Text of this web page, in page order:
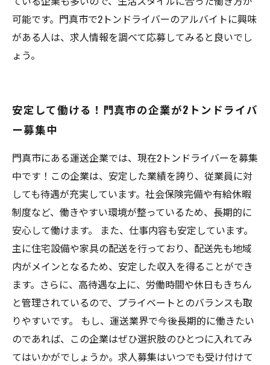
可能です。門真市で2トンドライバーのアルバイトに興味
がある人は、求人情報を調べて応募してみると良いでし
ょう。
安定して働ける！門真市の企業が2トンドライバ
ー募集中
門真市にある運送企業では、現在2トンドライバーを募集
中です！この企業は、安定した業績を誇り、従業員に対
しても待遇が充実しています。社会保険完備や有給休暇
制度など、働きやすい環境が整っているため、長期的に
安心して働けます。 また、仕事内容も安定しています。
主に住宅設備や家具の配送を行っており、配送先も地域
内がメインとなるため、安定した収入を得ることができ
ます。さらに、高待遇な上に、労働時間や休日もきちん
と管理されているので、プライベートとのバランスも取
りやすいです。 もし、運送業界で今後長期的に働きたい
のであれば、この企業はぜひ選択肢のひとつに入れてみ
てはいかがでしょうか。求人募集はいつでも受け付けて